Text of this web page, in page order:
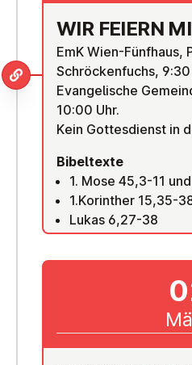
WIR FEIERN
EmK Wien-Fünfhaus,
Schröckenfuchs, 9:30
Evangelische
10:00 Uhr.
Kein Gottesdienst in
Bibeltexte
1. Mose 45,3-11
1.Korinther 15,35-
Lukas 6,27-38